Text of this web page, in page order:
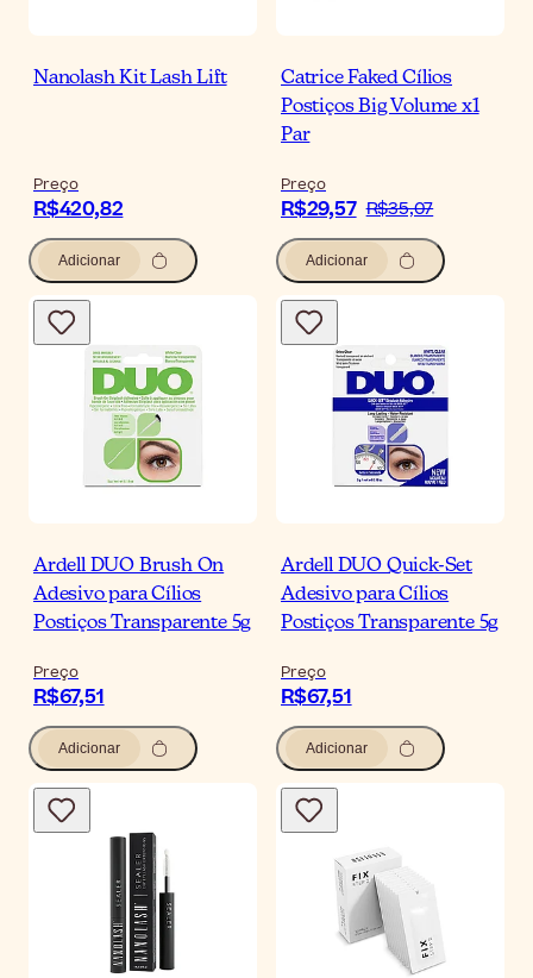
Nanolash Kit Lash Lift
Preço
R$420,82
Adicionar
Catrice Faked Cílios
Postiços Big Volume x1
Par
Preço
R$29,57 R$35,07
Adicionar
Ardell DUO Brush On
Adesivo para Cílios
Postiços Transparente 5g
Preço
R$67,51
Adicionar
Ardell DUO Quick-Set
Adesivo para Cílios
Postiços Transparente 5g
Preço
R$67,51
Adicionar